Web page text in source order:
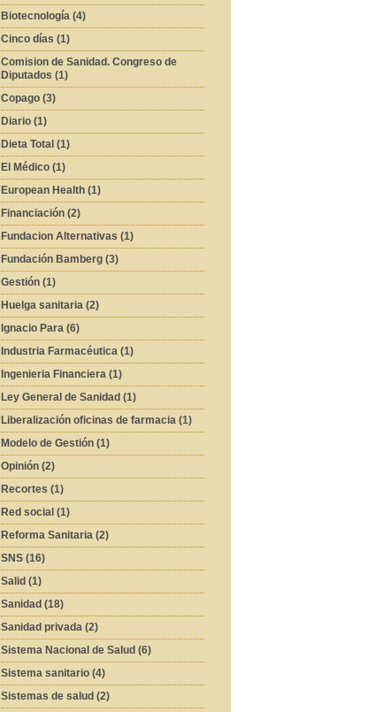
Biotecnología (4)
Cinco días (1)
Comision de Sanidad. Congreso de
Diputados (1)
Copago (3)
Diario (1)
Dieta Total (1)
El Médico (1)
European Health (1)
Financiación (2)
Fundacion Alternativas (1)
Fundación Bamberg (3)
Gestión (1)
Huelga sanitaria (2)
Ignacio Para (6)
Industria Farmacéutica (1)
Ingenieria Financiera (1)
Ley General de Sanidad (1)
Liberalización oficinas de farmacia (1)
Modelo de Gestión (1)
Opinión (2)
Recortes (1)
Red social (1)
Reforma Sanitaria (2)
SNS (16)
Salid (1)
Sanidad (18)
Sanidad privada (2)
Sistema Nacional de Salud (6)
Sistema sanitario (4)
Sistemas de salud (2)